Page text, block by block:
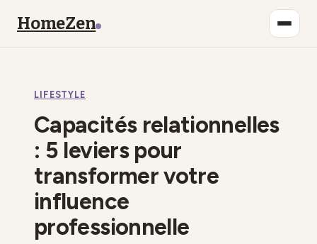
HomeZen
Maison
Mode
Déco
LIFESTYLE
Capacités relationnelles
: 5 leviers pour
transformer votre
influence
professionnelle